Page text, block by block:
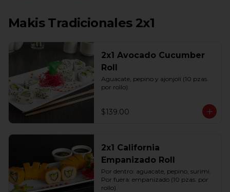
Makis Tradicionales 2x1
2x1 Avocado Cucumber
Roll
Aguacate, pepino y ajonjolí (10 pzas.
por rollo).
$139.00
2x1 California
Empanizado Roll
Por dentro: aguacate, pepino, surimi.
Por fuera: empanizado (10 pzas. por
rollo).